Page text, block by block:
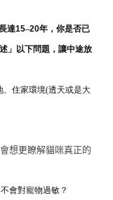
達15–20年，你是否已
」以下問題，讓中途放
、住家環境(透天或是大
想更瞭解貓咪真正的
會對寵物過敏？